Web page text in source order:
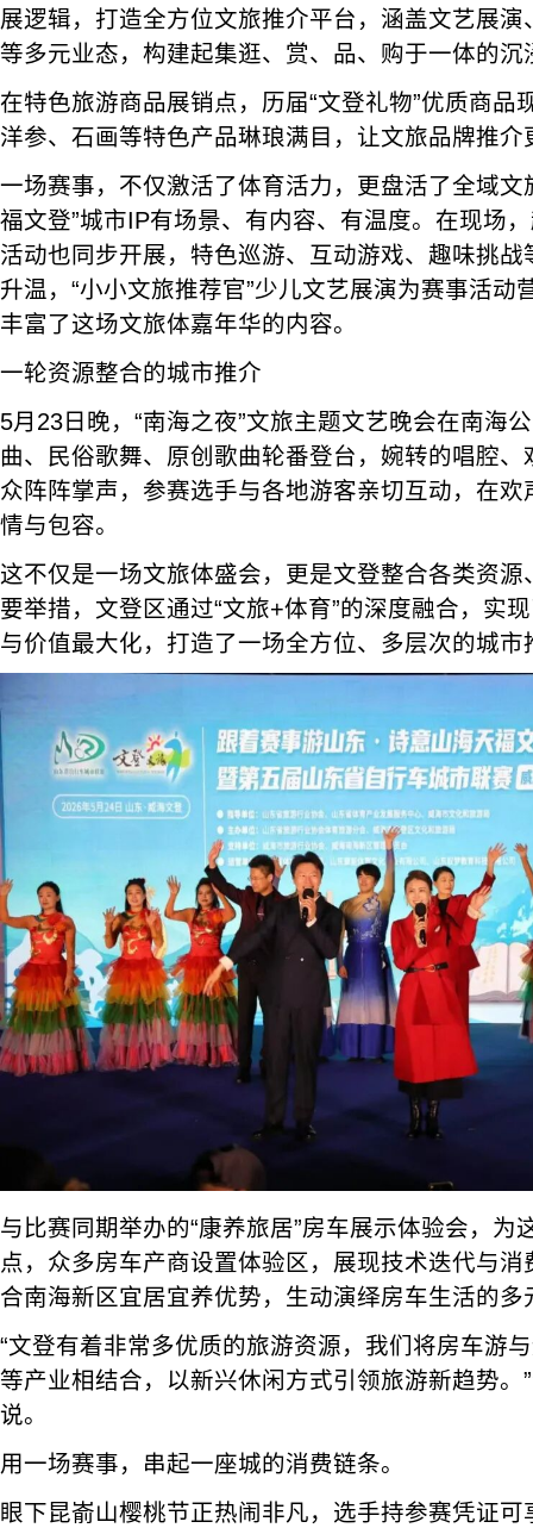
展逻辑，打造全方位文旅推介平台，涵盖文艺展
等多元业态，构建起集逛、赏、品、购于一体的沉
在特色旅游商品展销点，历届“文登礼物”优质商品
洋参、石画等特色产品琳琅满目，让文旅品牌推
一场赛事，不仅激活了体育活力，更盘活了全域文
福文登”城市IP有场景、有内容、有温度。在现场
活动也同步开展，特色巡游、互动游戏、趣味挑
升温，“小小文旅推荐官”少儿文艺展演为赛事活动
丰富了这场文旅体嘉年华的内容。
一轮资源整合的城市推介
5月23日晚，“南海之夜”文旅主题文艺晚会在南海
曲、民俗歌舞、原创歌曲轮番登台，婉转的唱腔
众阵阵掌声，参赛选手与各地游客亲切互动，在
情与包容。
这不仅是一场文旅体盛会，更是文登整合各类资
要举措，文登区通过“文旅+体育”的深度融合，实
与价值最大化，打造了一场全方位、多层次的城市
与比赛同期举办的“康养旅居”房车展示体验会，为
点，众多房车产商设置体验区，展现技术迭代与
合南海新区宜居宜养优势，生动演绎房车生活的多
“文登有着非常多优质的旅游资源，我们将房车游
等产业相结合，以新兴休闲方式引领旅游新趋势。
说。
用一场赛事，串起一座城的消费链条。
眼下昆嵛山樱桃节正热闹非凡，选手持参赛凭证